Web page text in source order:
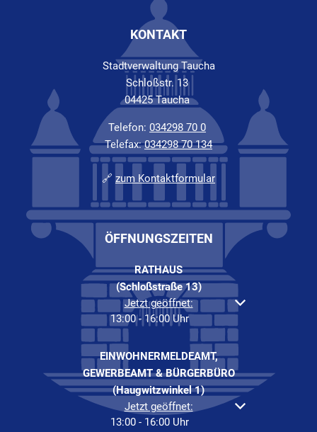
KONTAKT
Stadtverwaltung Taucha
Schloßstr. 13
04425 Taucha
Telefon: 034298 70 0
Telefax:034298 70 134
🔗 zum Kontaktformular
ÖFFNUNGSZEITEN
RATHAUS
(Schloßstraße 13)
Klicken, um weitere Öffnungs- oder Schließzeiten
Jetzt geöffnet:
13:00- 16:00 Uhr Von 13:00 bis 16:00
EINWOHNERMELDEAMT,
GEWERBEAMT & BÜRGERBÜRO
(Haugwitzwinkel 1)
Klicken, um weitere Öffnungs- oder Schließzeiten
Jetzt geöffnet:
13:00 - 16:00 Uhr